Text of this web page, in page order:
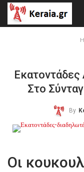
Στο
By
Οι